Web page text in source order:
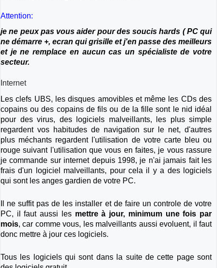
Attention:
je ne peux pas vous aider pour des soucis hards ( PC qui
ne démarre +, ecran qui grisille et j'en passe des meilleurs
et je ne remplace en aucun cas un spécialiste de votre
secteur.
Internet
Les clefs UBS, les disques amovibles et même les CDs des
copains ou des copains de fils ou de la fille sont le nid idéal
pour des virus, des logiciels malveillants, les plus simple
regardent vos habitudes de navigation sur le net, d'autres
plus méchants regardent l'utilisation de votre carte bleu ou
rouge suivant l'utilisation que vous en faites, je vous rassure
je commande sur internet depuis 1998, je n'ai jamais fait les
frais d'un logiciel malveillants, pour cela il y a des logiciels
qui sont les anges gardien de votre PC.
Il ne suffit pas de les installer et de faire un controle de votre
PC, il faut aussi les mettre à jour, minimum une fois par
mois, car comme vous, les malveillants aussi evoluent, il faut
donc mettre à jour ces logiciels.
Tous les logiciels qui sont dans la suite de cette page sont